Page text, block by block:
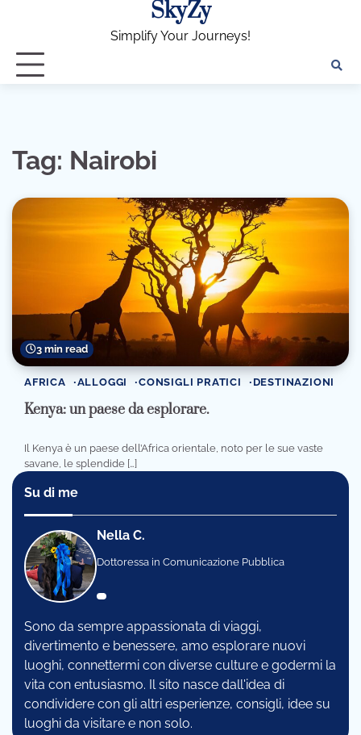
SkyZy
Simplify Your Journeys!
Tag: Nairobi
3 min read
AFRICA ALLOGGI CONSIGLI PRATICI DESTINAZIONI
Kenya: un paese da esplorare.
Il Kenya è un paese dell’Africa orientale, noto per le sue vaste
savane, le splendide […]
Su di me
Nella C.
Dottoressa in Comunicazione Pubblica
Sono da sempre appassionata di viaggi,
divertimento e benessere, amo esplorare nuovi
luoghi, connettermi con diverse culture e godermi la
vita con entusiasmo. Il sito nasce dall'idea di
condividere con gli altri esperienze, consigli, idee su
luoghi da visitare e non solo.